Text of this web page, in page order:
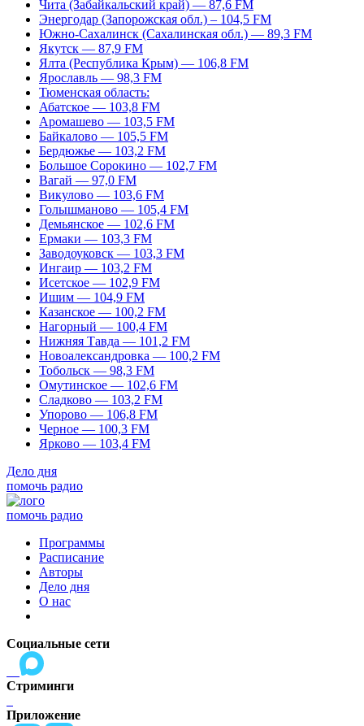
Чита (Забайкальский край) — 87,6 FM
Энергодар (Запорожская обл.) – 104,5 FM
Южно-Сахалинск (Сахалинская обл.) — 89,3 FM
Якутск — 87,9 FM
Ялта (Республика Крым) — 106,8 FM
Ярославль — 98,3 FM
Тюменская область:
Абатское — 103,8 FM
Аромашево — 103,5 FM
Байкалово — 105,5 FM
Бердюжье — 103,2 FM
Большое Сорокино — 102,7 FM
Вагай — 97,0 FM
Викулово — 103,6 FM
Голышманово — 105,4 FM
Демьянское — 102,6 FM
Ермаки — 103,3 FM
Заводоуковск — 103,3 FM
Ингаир — 103,2 FM
Исетское — 102,9 FM
Ишим — 104,9 FM
Казанское — 100,2 FM
Нагорный — 100,4 FM
Нижняя Тавда — 101,2 FM
Новоалександровка — 100,2 FM
Тобольск — 98,3 FM
Омутинское — 102,6 FM
Сладково — 103,2 FM
Упорово — 106,8 FM
Черное — 100,3 FM
Ярково — 103,4 FM
Дело дня
помочь радио
помочь радио
Программы
Расписание
Авторы
Дело дня
О нас
Социальные сети
Стриминги
Приложение